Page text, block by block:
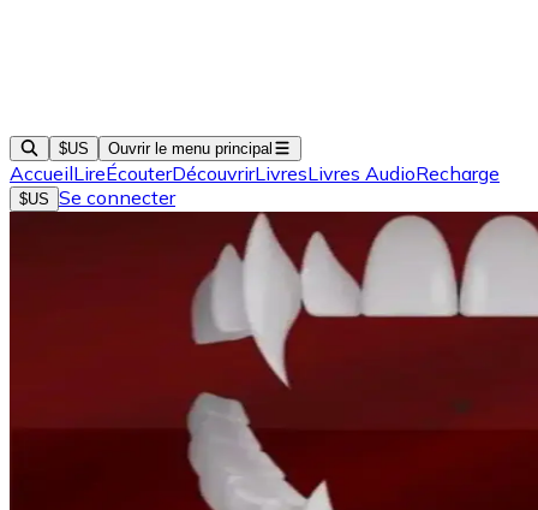
$US Ouvrir le menu principal
AccueilLireÉcouterDécouvrirLivresLivres AudioRecharge
$US Se connecter